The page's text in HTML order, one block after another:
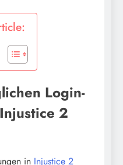
Login-
2
in Injustice 2